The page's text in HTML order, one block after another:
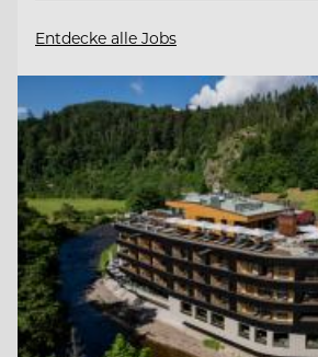
Entdecke alle Jobs